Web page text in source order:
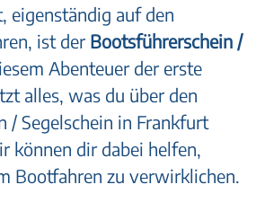
eigenständig auf den
ist der Bootsführerschein /
Abenteuer der erste
alles, was du über den
/ Segelschein in Frankfurt
können dir dabei helfen,
Bootfahren zu verwirklichen.